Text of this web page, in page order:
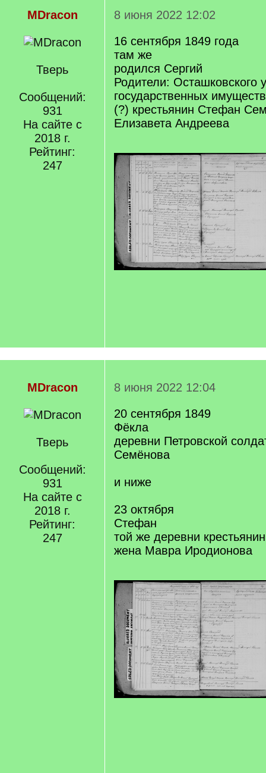
MDracon
Тверь
Сообщений:
931
На сайте с
2018 г.
Рейтинг:
247
8 июня 2022 12:02
16 сентября 1849 года
там же
родился Сергий
Родители: Осташковского
государственных
(?) крестьянин Стефан
Елизавета Андреева
MDracon
Тверь
Сообщений:
931
На сайте с
2018 г.
Рейтинг:
247
8 июня 2022 12:04
20 сентября 1849
Фёкла
деревни Петровской
Семёнова
и ниже
23 октября
Стефан
той же деревни
жена Мавра Иродионова